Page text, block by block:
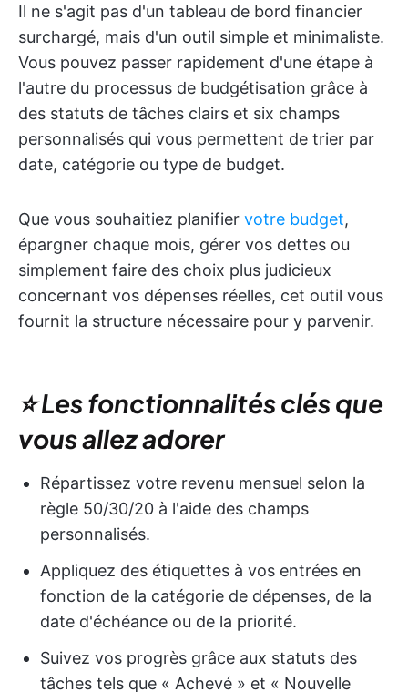
Il ne s'agit pas d'un tableau de bord financier
surchargé, mais d'un outil simple et minimaliste.
Vous pouvez passer rapidement d'une étape à
l'autre du processus de budgétisation grâce à
des statuts de tâches clairs et six champs
personnalisés qui vous permettent de trier par
date, catégorie ou type de budget.
Que vous souhaitiez planifier votre budget,
épargner chaque mois, gérer vos dettes ou
simplement faire des choix plus judicieux
concernant vos dépenses réelles, cet outil vous
fournit la structure nécessaire pour y parvenir.
⭐ Les fonctionnalités clés que
vous allez adorer
Répartissez votre revenu mensuel selon la
règle 50/30/20 à l'aide des champs
personnalisés.
Appliquez des étiquettes à vos entrées en
fonction de la catégorie de dépenses, de la
date d'échéance ou de la priorité.
Suivez vos progrès grâce aux statuts des
tâches tels que « Achevé » et « Nouvelle